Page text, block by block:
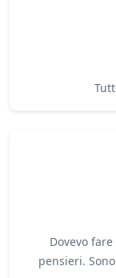
Dovevo
pensieri.